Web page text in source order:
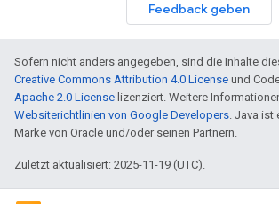
Feedback geben
Sofern nicht anders angegeben, sind die Inhalte
Creative Commons Attribution 4.0 License und
Apache 2.0 License lizenziert. Weitere
Websiterichtlinien von Google Developers. Java ist
Marke von Oracle und/oder seinen Partnern.
Zuletzt aktualisiert: 2025-11-19 (UTC).